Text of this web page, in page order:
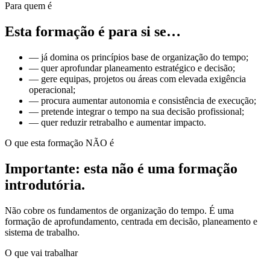
Para quem é
Esta formação é para si se…
— já domina os princípios base de organização do tempo;
— quer aprofundar planeamento estratégico e decisão;
— gere equipas, projetos ou áreas com elevada exigência
operacional;
— procura aumentar autonomia e consistência de execução;
— pretende integrar o tempo na sua decisão profissional;
— quer reduzir retrabalho e aumentar impacto.
O que esta formação NÃO é
Importante: esta não é uma formação
introdutória.
Não cobre os fundamentos de organização do tempo. É uma
formação de aprofundamento, centrada em decisão, planeamento e
sistema de trabalho.
O que vai trabalhar